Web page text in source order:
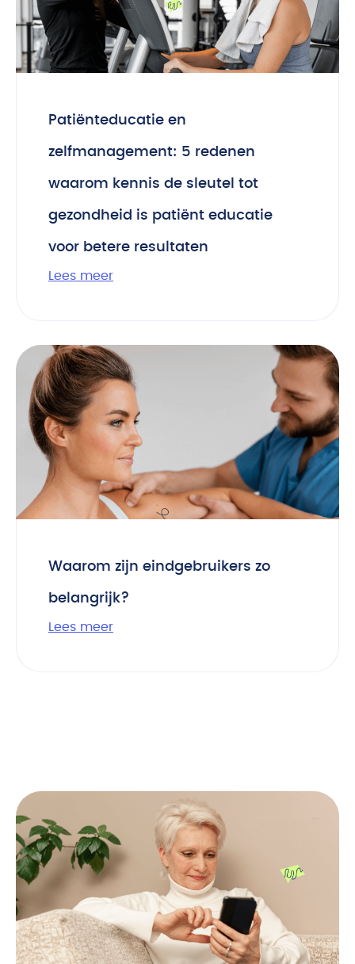
Patiënteducatie en
zelfmanagement: 5 redenen
waarom kennis de sleutel tot
gezondheid is patiënt educatie
voor betere resultaten
Lees meer
Waarom zijn eindgebruikers zo
belangrijk?
Lees meer